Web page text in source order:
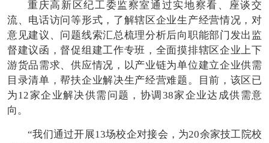
重庆高新区纪工委监察室通过实地察看、座谈交
流、电话访问等形式，了解辖区企业生产经营情况，对
意见建议、问题线索汇总梳理分析后向职能部门发出监
督建议函，督促组建工作专班，全面摸排辖区企业上下
游货品需求、供应情况，以产业链为单位建立企业供需
目录清单，帮扶企业解决生产经营难题。目前，该区已
为12家企业解决供需问题，协调38家企业达成供需意
向。
“我们通过开展13场校企对接会，为20余家技工院校